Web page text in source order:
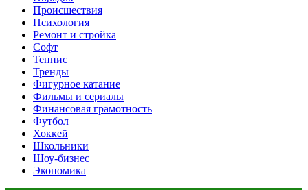
Происшествия
Психология
Ремонт и стройка
Софт
Теннис
Тренды
Фигурное катание
Фильмы и сериалы
Финансовая грамотность
Футбол
Хоккей
Школьники
Шоу-бизнес
Экономика